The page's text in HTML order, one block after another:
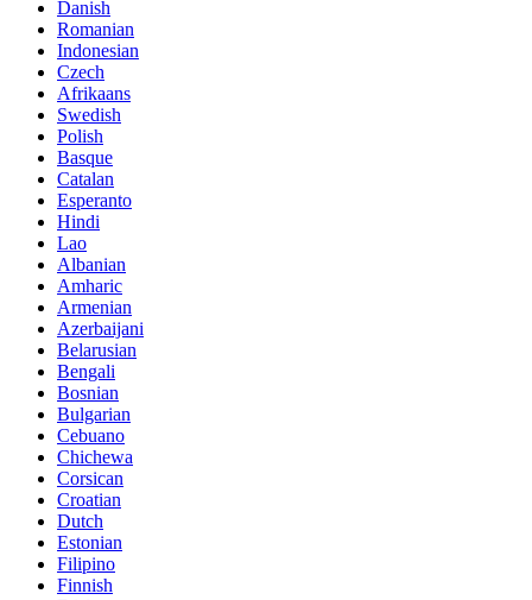
Danish
Romanian
Indonesian
Czech
Afrikaans
Swedish
Polish
Basque
Catalan
Esperanto
Hindi
Lao
Albanian
Amharic
Armenian
Azerbaijani
Belarusian
Bengali
Bosnian
Bulgarian
Cebuano
Chichewa
Corsican
Croatian
Dutch
Estonian
Filipino
Finnish